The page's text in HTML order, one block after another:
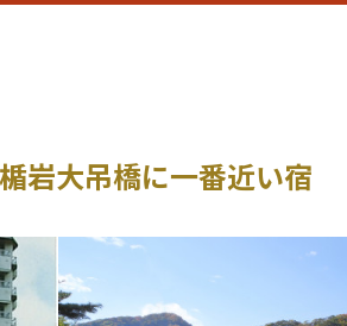
岩大吊橋に一番近い宿